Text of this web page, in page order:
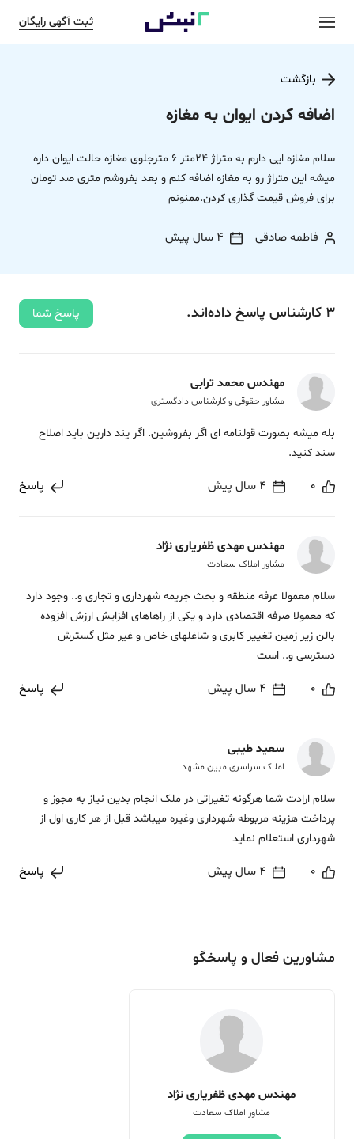
ثبت آگهی رایگان
بازگشت
اضافه کردن ایوان به مغازه
سلام مغازه ایی دارم به متراژ 24متر 6 مترجلوی مغازه حالت ایوان داره
میشه این متراژ رو به مغازه اضافه کنم و بعد بفروشم متری صد تومان
برای فروش قیمت گذاری کردن.ممنونم
فاطمه صادقی 4 سال پیش
3 کارشناس پاسخ داده‌اند. پاسخ شما
مهندس محمد ترابی
مشاور حقوقی و کارشناس دادگستری
بله میشه بصورت قولنامه ای اگر بفروشین. اگر یند دارین باید اصلاح
سند کنید.
0 4 سال پیش پاسخ
مهندس مهدی ظفریاری نژاد
مشاور املاک سعادت
سلام معمولا عرفه منطقه و بحث جریمه شهرداری و تجاری و.. وجود دارد
که معمولا صرفه اقتصادی دارد و یکی از راهاهای افزایش ارزش افزوده
بالن زیر زمین تغییر کابری و شاغلهای خاص و غیر مثل گسترش
دسترسی و.. است
0 4 سال پیش پاسخ
سعید طیبی
املاک سراسری مبین مشهد
سلام ارادت شما هرگونه تغیراتی در ملک انجام بدین نیاز به مجوز و
پرداخت هزینه مربوطه شهرداری وغیره میباشد قبل از هر کاری اول از
شهرداری استعلام نماید
0 4 سال پیش پاسخ
مشاورین فعال و پاسخگو
مهندس مهدی ظفریاری نژاد
مشاور املاک سعادت